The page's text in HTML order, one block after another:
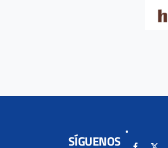
SÍGUENOS